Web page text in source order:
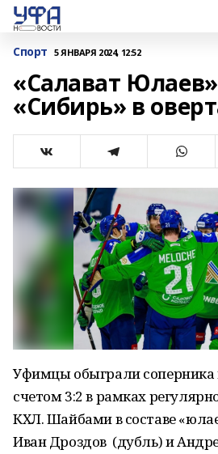
Спорт 5 ЯНВАРЯ 2024, 12:52
«Салават
«Сибирь» в
Уфимцы обыграли соперника
счетом 3:2 в рамках
КХЛ. Шайбами в составе
Иван Дроздов (дубль) и